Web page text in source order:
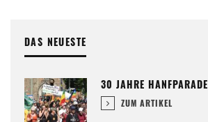
DAS NEUESTE
30 JAHRE HANFPARADE
ZUM ARTIKEL